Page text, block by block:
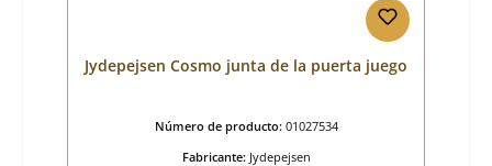
Jydepejsen Cosmo junta de la puerta juego
Número de producto: 01027534
Fabricante: Jydepejsen